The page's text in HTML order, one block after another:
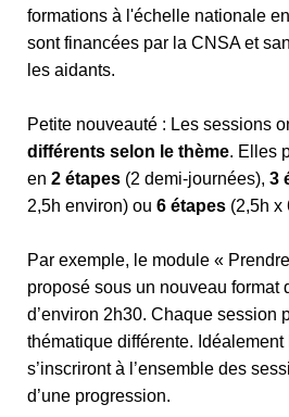
formations à l'échelle nationale
sont financées par la CNSA et
les aidants.
Petite nouveauté : Les sessions
différents selon le thème. Elles
en 2 étapes (2 demi-journées), 3
2,5h environ) ou 6 étapes (2,5h x
Par exemple, le module «
proposé sous un nouveau format
d’environ 2h30. Chaque session
thématique différente.
s’inscriront à l’ensemble des
d’une progression.